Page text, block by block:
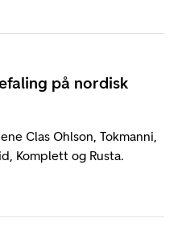
på nordisk
Clas Ohlson, Tokmanni,
Komplett og Rusta.